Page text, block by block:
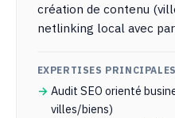
création de contenu
netlinking local avec
EXPERTISES PRINCIPALES
Audit SEO orienté
villes/biens)